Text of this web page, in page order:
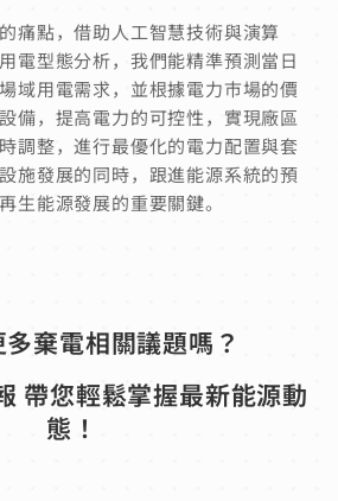
痛點，借助人工智慧技術與演算
電型態分析，我們能精準預測當日
域用電需求，並根據電力市場的價
備，提高電力的可控性，實現廠區
調整，進行最優化的電力配置與套
施發展的同時，跟進能源系統的預
生能源發展的重要關鍵。
棄電相關議題嗎？
帶您輕鬆掌握最新能源動
態！